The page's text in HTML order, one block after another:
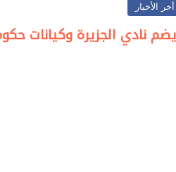
أخر الأخبار
نادي الجزيرة وكيانات